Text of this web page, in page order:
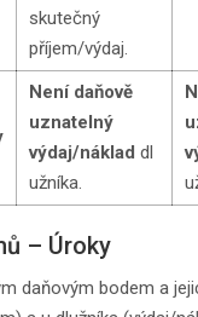
skutečný
příjem/výdaj.
Není daňově
uznatelný
výdaj/náklad dl
užníka.
– Úroky
daňovým bodem a